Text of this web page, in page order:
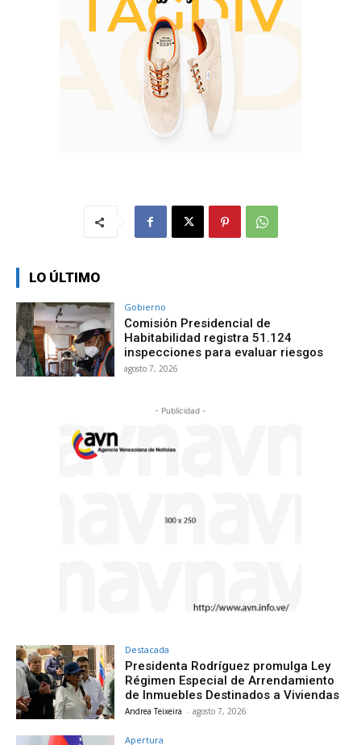
LO ÚLTIMO
Gobierno
Comisión Presidencial de
Habitabilidad registra 51.124
inspecciones para evaluar riesgos
agosto 7, 2026
- Publicidad -
Destacada
Presidenta Rodríguez promulga Ley
Régimen Especial de Arrendamiento
de Inmuebles Destinados a Viviendas
Andrea Teixeira - agosto 7, 2026
Apertura